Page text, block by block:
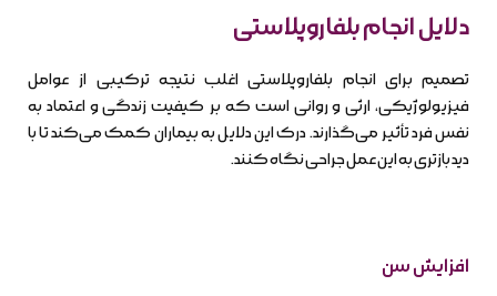
دلایل انجام بلفاروپلاستی
تصمیم برای انجام بلفاروپلاستی اغلب نتیجه ترکیبی از عوامل
فیزیولوژیکی، ارثی و روانی است که بر کیفیت زندگی و اعتماد به
نفس فرد تأثیر می‌گذارند. درک این دلایل به بیماران کمک می‌کند تا با
دید بازتری به این عمل جراحی نگاه کنند.
افزایش سن